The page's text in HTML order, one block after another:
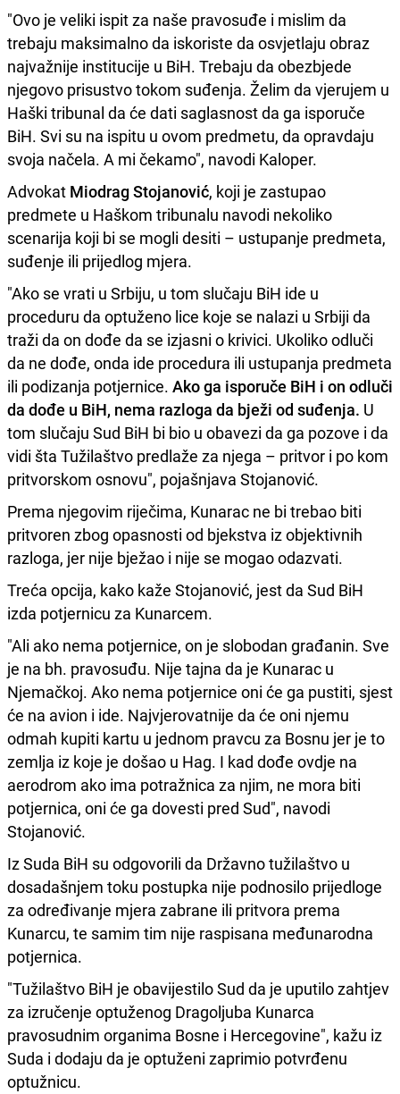
"Ovo je veliki ispit za naše pravosuđe i mislim da
trebaju maksimalno da iskoriste da osvjetlaju obraz
najvažnije institucije u BiH. Trebaju da obezbjede
njegovo prisustvo tokom suđenja. Želim da vjerujem u
Haški tribunal da će dati saglasnost da ga isporuče
BiH. Svi su na ispitu u ovom predmetu, da opravdaju
svoja načela. A mi čekamo", navodi Kaloper.
Advokat Miodrag Stojanović, koji je zastupao
predmete u Haškom tribunalu navodi nekoliko
scenarija koji bi se mogli desiti – ustupanje predmeta,
suđenje ili prijedlog mjera.
"Ako se vrati u Srbiju, u tom slučaju BiH ide u
proceduru da optuženo lice koje se nalazi u Srbiji da
traži da on dođe da se izjasni o krivici. Ukoliko odluči
da ne dođe, onda ide procedura ili ustupanja predmeta
ili podizanja potjernice. Ako ga isporuče BiH i on odluči
da dođe u BiH, nema razloga da bježi od suđenja. U
tom slučaju Sud BiH bi bio u obavezi da ga pozove i da
vidi šta Tužilaštvo predlaže za njega – pritvor i po kom
pritvorskom osnovu", pojašnjava Stojanović.
Prema njegovim riječima, Kunarac ne bi trebao biti
pritvoren zbog opasnosti od bjekstva iz objektivnih
razloga, jer nije bježao i nije se mogao odazvati.
Treća opcija, kako kaže Stojanović, jest da Sud BiH
izda potjernicu za Kunarcem.
"Ali ako nema potjernice, on je slobodan građanin. Sve
je na bh. pravosuđu. Nije tajna da je Kunarac u
Njemačkoj. Ako nema potjernice oni će ga pustiti, sjest
će na avion i ide. Najvjerovatnije da će oni njemu
odmah kupiti kartu u jednom pravcu za Bosnu jer je to
zemlja iz koje je došao u Hag. I kad dođe ovdje na
aerodrom ako ima potražnica za njim, ne mora biti
potjernica, oni će ga dovesti pred Sud", navodi
Stojanović.
Iz Suda BiH su odgovorili da Državno tužilaštvo u
dosadašnjem toku postupka nije podnosilo prijedloge
za određivanje mjera zabrane ili pritvora prema
Kunarcu, te samim tim nije raspisana međunarodna
potjernica.
"Tužilaštvo BiH je obavijestilo Sud da je uputilo zahtjev
za izručenje optuženog Dragoljuba Kunarca
pravosudnim organima Bosne i Hercegovine", kažu iz
Suda i dodaju da je optuženi zaprimio potvrđenu
optužnicu.